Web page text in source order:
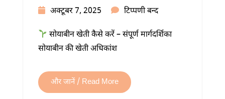
अक्टूबर 7, 2025 टिप्पणी बन्दसोयाबीन
खेती
सोयाबीन खेती कैसे करें – संपूर्ण मार्गदर्शिका
सोयाबीन की खेती अधिकांश
और जानें / Read More